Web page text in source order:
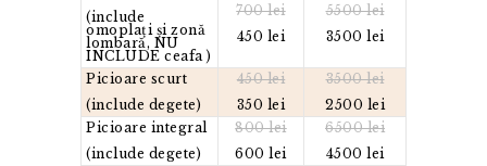
(include
omoplați și zonă
lombară, NU
INCLUDE ceafa )
700 lei
450 lei
5500 lei
3500 lei
Picioare scurt
(include degete)
450 lei
350 lei
3500 lei
2500 lei
Picioare integral
(include degete)
800 lei
600 lei
6500 lei
4500 lei